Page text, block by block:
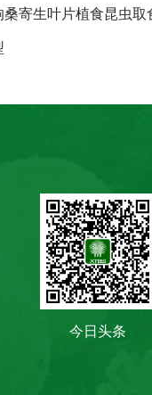
桑寄生叶片植食昆虫取
今日头条